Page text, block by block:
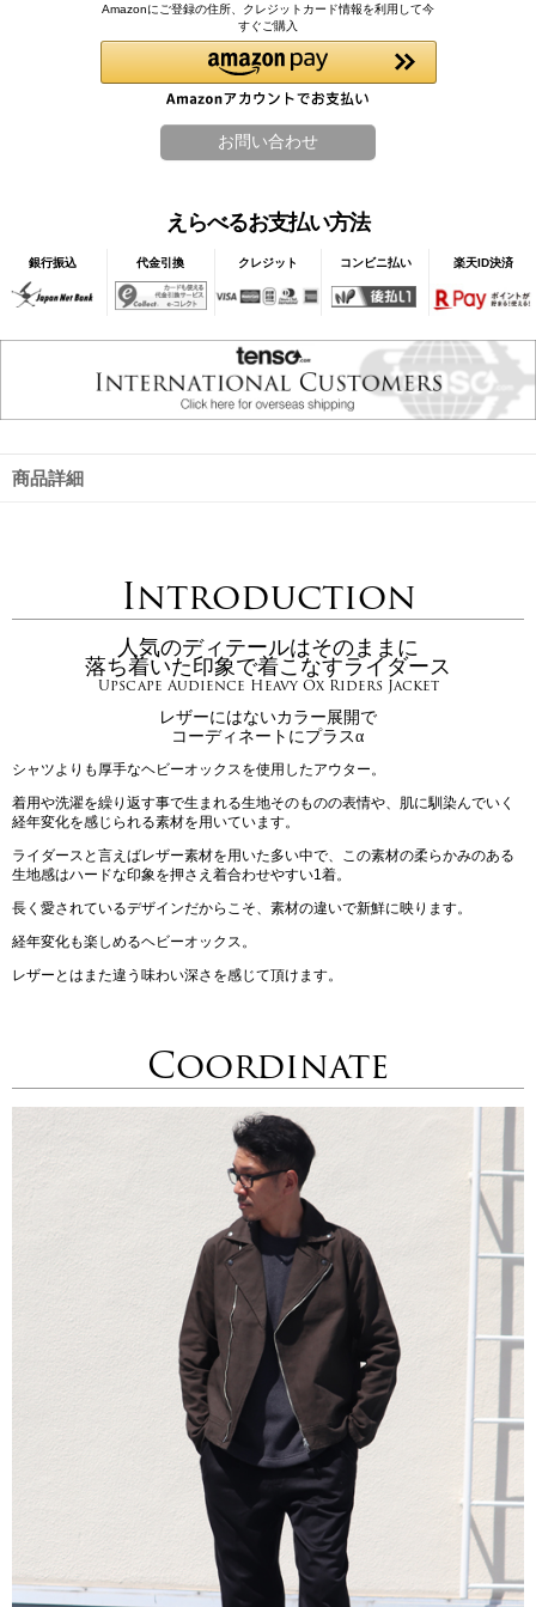
Amazonにご登録の住所、クレジットカード情報を利用して今
すぐご購入
えらべるお支払い方法
銀行振込 代金引換 クレジット コンビニ払い 楽天ID決済
商品詳細
Introduction
人気のディテールはそのままに
落ち着いた印象で着こなすライダース
Upscape Audience Heavy Ox Riders Jacket
レザーにはないカラー展開で
コーディネートにプラスα
シャツよりも厚手なヘビーオックスを使用したアウター。
着用や洗濯を繰り返す事で生まれる生地そのものの表情や、肌に馴染んでいく
経年変化を感じられる素材を用いています。
ライダースと言えばレザー素材を用いた多い中で、この素材の柔らかみのある
生地感はハードな印象を押さえ着合わせやすい1着。
長く愛されているデザインだからこそ、素材の違いで新鮮に映ります。
経年変化も楽しめるヘビーオックス。
レザーとはまた違う味わい深さを感じて頂けます。
Coordinate